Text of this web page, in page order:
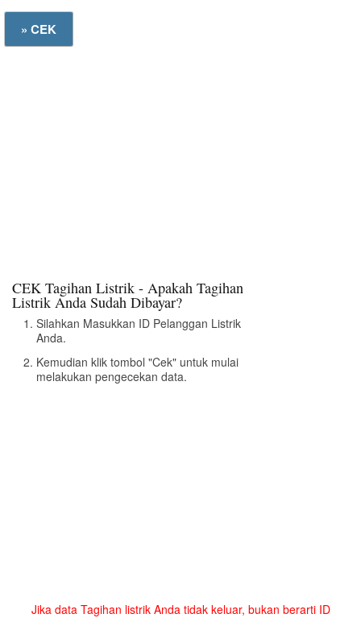
CEK Tagihan Listrik - Apakah Tagihan
Listrik Anda Sudah Dibayar?
Silahkan Masukkan ID Pelanggan Listrik
Anda.
Kemudian klik tombol "Cek" untuk mulai
melakukan pengecekan data.
Jika data Tagihan listrik Anda tidak keluar, bukan berarti ID